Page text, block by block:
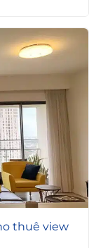
thuê view